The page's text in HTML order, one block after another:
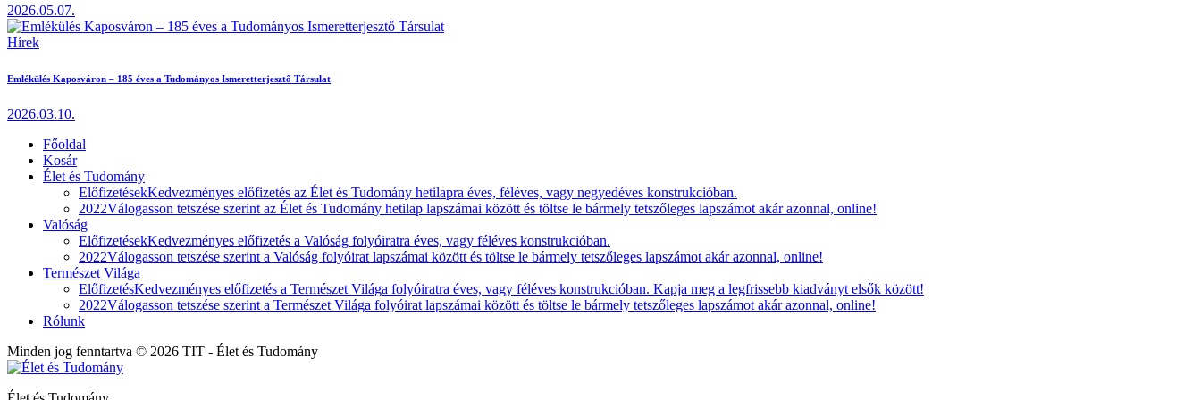
2026.05.07.
Hírek
Emlékülés Kaposváron – 185 éves a Tudományos Ismeretterjesztő Társulat
2026.03.10.
Főoldal
Kosár
Élet és Tudomány
ElőfizetésekKedvezményes előfizetés az Élet és Tudomány hetilapra éves, féléves, vagy negyedéves konstrukcióban.
2022Válogasson tetszése szerint az Élet és Tudomány hetilap lapszámai között és töltse le bármely tetszőleges lapszámot akár azonnal, online!
Valóság
ElőfizetésekKedvezményes előfizetés a Valóság folyóiratra éves, vagy féléves konstrukcióban.
2022Válogasson tetszése szerint a Valóság folyóirat lapszámai között és töltse le bármely tetszőleges lapszámot akár azonnal, online!
Természet Világa
ElőfizetésKedvezményes előfizetés a Természet Világa folyóiratra éves, vagy féléves konstrukcióban. Kapja meg a legfrissebb kiadványt elsők között!
2022Válogasson tetszése szerint a Természet Világa folyóirat lapszámai között és töltse le bármely tetszőleges lapszámot akár azonnal, online!
Rólunk
Minden jog fenntartva © 2026 TIT - Élet és Tudomány